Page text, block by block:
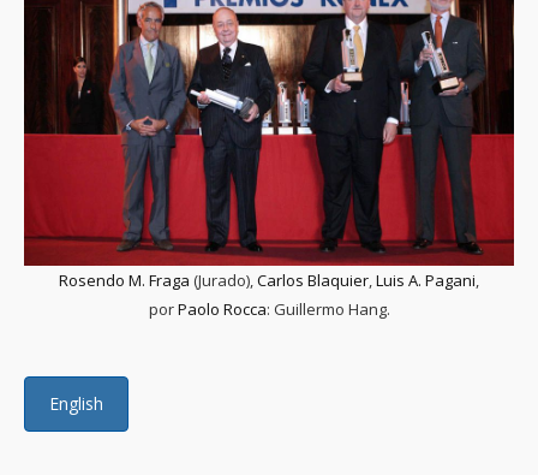
Rosendo M. Fraga (Jurado),Carlos Blaquier,Luis A. Pagani,
porPaolo Rocca: Guillermo Hang.
English